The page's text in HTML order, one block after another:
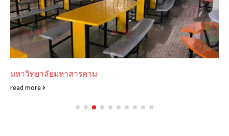
มหาวิทยาลัยมหาสารคาม
read more